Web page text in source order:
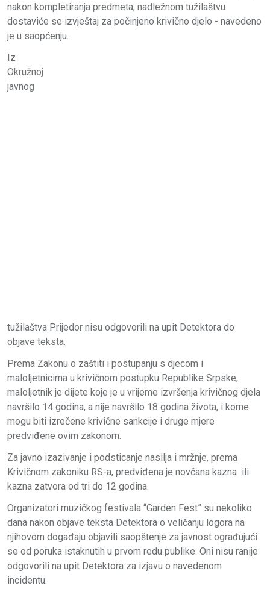
nakon kompletiranja predmeta, nadležnom tužilaštvu
dostaviće se izvještaj za počinjeno krivično djelo - navedeno
je u saopćenju.
Iz
Okružnoj
javnog
tužilaštva Prijedor nisu odgovorili na upit Detektora do
objave teksta.
Prema Zakonu o zaštiti i postupanju s djecom i
maloljetnicima u krivičnom postupku Republike Srpske,
maloljetnik je dijete koje je u vrijeme izvršenja krivičnog djela
navršilo 14 godina, a nije navršilo 18 godina života, i kome
mogu biti izrečene krivične sankcije i druge mjere
predviđene ovim zakonom.
Za javno izazivanje i podsticanje nasilja i mržnje, prema
Krivičnom zakoniku RS-a, predviđena je novčana kazna ili
kazna zatvora od tri do 12 godina.
Organizatori muzičkog festivala “Garden Fest” su nekoliko
dana nakon objave teksta Detektora o veličanju logora na
njihovom događaju objavili saopštenje za javnost ograđujući
se od poruka istaknutih u prvom redu publike. Oni nisu ranije
odgovorili na upit Detektora za izjavu o navedenom
incidentu.